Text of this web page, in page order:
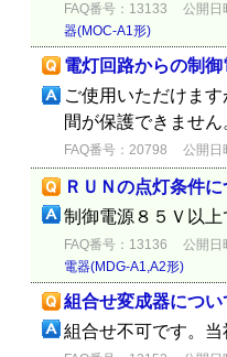
FAQ番号：13133
公開日
器(MOC-A1形)
電灯回路からの制
ご使用いただけま
間が保護できませ
FAQ番号：20798 公開日
ＲＵＮの点灯条件
制御電源８５Ｖ以
FAQ番号：13136
公開日
電器(MDG-A1,A2形)
組合せ変成器につい
組合せ不可です。